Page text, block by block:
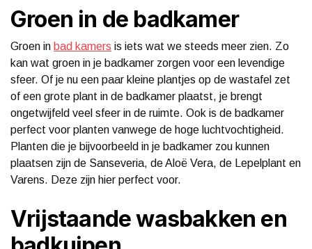
Groen in de badkamer
Groen in bad kamers is iets wat we steeds meer zien. Zo
kan wat groen in je badkamer zorgen voor een levendige
sfeer. Of je nu een paar kleine plantjes op de wastafel zet
of een grote plant in de badkamer plaatst, je brengt
ongetwijfeld veel sfeer in de ruimte. Ook is de badkamer
perfect voor planten vanwege de hoge luchtvochtigheid.
Planten die je bijvoorbeeld in je badkamer zou kunnen
plaatsen zijn de Sanseveria, de Aloë Vera, de Lepelplant en
Varens. Deze zijn hier perfect voor.
Vrijstaande wasbakken en